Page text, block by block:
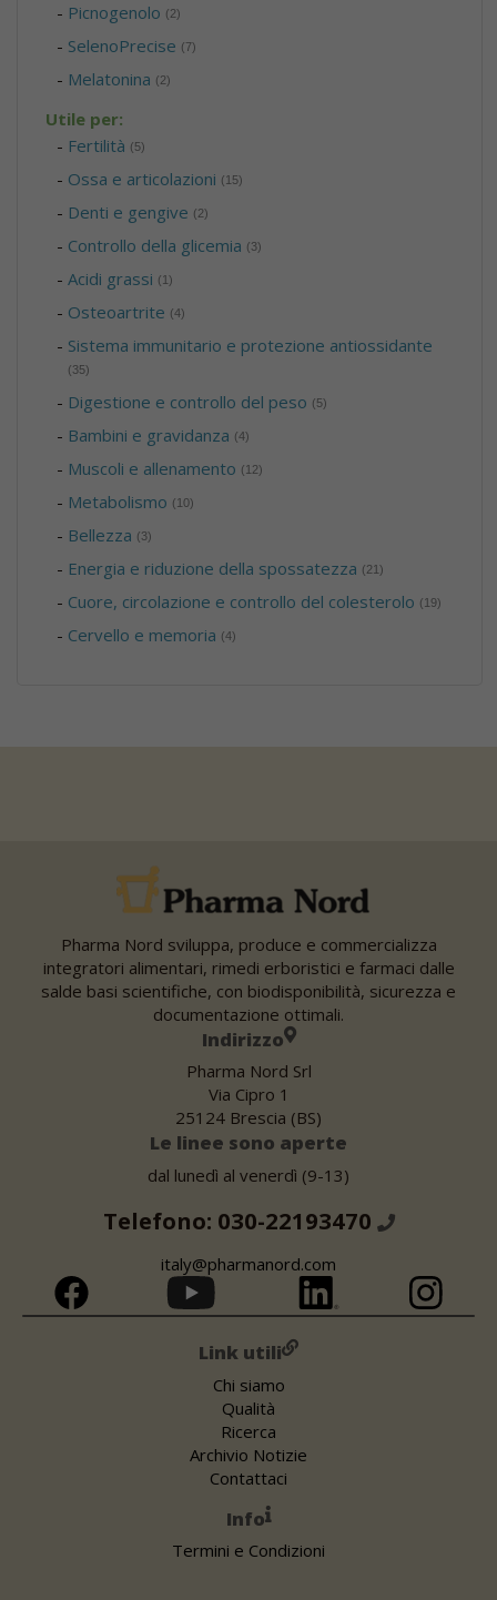
- Picnogenolo (2)
- SelenoPrecise (7)
- Melatonina (2)
Utile per:
- Fertilità (5)
- Ossa e articolazioni (15)
- Denti e gengive (2)
- Controllo della glicemia (3)
-Acidi grassi (1)
- Osteoartrite (4)
- Sistema immunitario e protezione antiossidante
(35)
- Digestione e controllo del peso (5)
- Bambini e gravidanza (4)
- Muscoli e allenamento (12)
- Metabolismo (10)
- Bellezza (3)
- Energia e riduzione della spossatezza (21)
- Cuore, circolazione e controllo del colesterolo (19)
- Cervello e memoria (4)
Pharma Nord sviluppa, produce e commercializza
integratori alimentari, rimedi erboristici e farmaci dalle
salde basi scientifiche, con biodisponibilità, sicurezza e
documentazione ottimali.
Indirizzo
Pharma Nord Srl
Via Cipro 1
25124 Brescia (BS)
Le linee sono aperte
dal lunedì al venerdì (9-13)
Telefono: 030-22193470
italy@pharmanord.com
Link utili
Chi siamo
Qualità
Ricerca
Archivio Notizie
Contattaci
Info
Termini e Condizioni